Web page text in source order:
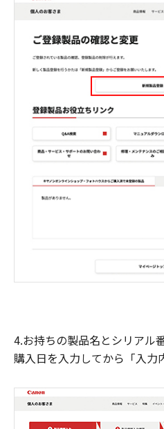
4.お持ちの製品名とシリアル番
購入日を入力してから「入力